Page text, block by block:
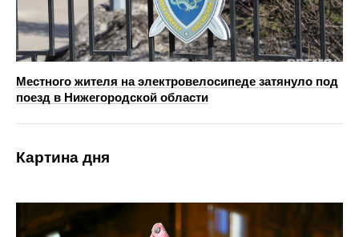
Местного жителя на электровелосипеде затянуло под
поезд в Нижегородской области
Картина дня